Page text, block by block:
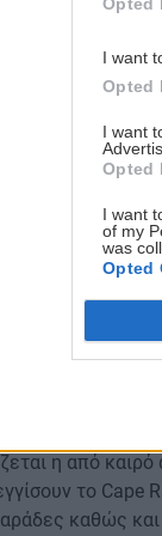
I want
Opted
I want
Opted
I want
of my
was
Opted
ασκηθούν
στις
γλώσσες, κλπ)
θα
εκ
και τα
τους για
με κορύφωση
7).
η από καιρό
το Cape
καθώς